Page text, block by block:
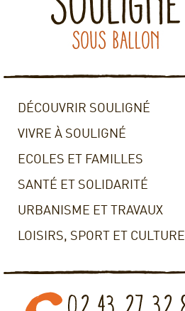
DÉCOUVRIR SOULIGNÉ
VIVRE À SOULIGNÉ
ECOLES ET FAMILLES
SANTÉ ET SOLIDARITÉ
URBANISME ET TRAVAUX
LOISIRS, SPORT ET CULTURE